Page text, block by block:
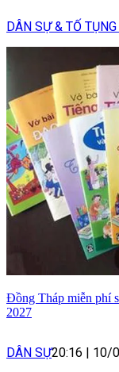
DÂN SỰ & TỐ
Đồng Tháp miễn phí
2027
DÂN SỰ20:16 10/